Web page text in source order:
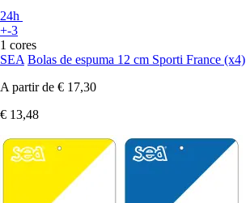
24h
+-3
1 cores
SEA Bolas de espuma 12 cm Sporti France (x4)
A partir de € 17,30
€ 13,48